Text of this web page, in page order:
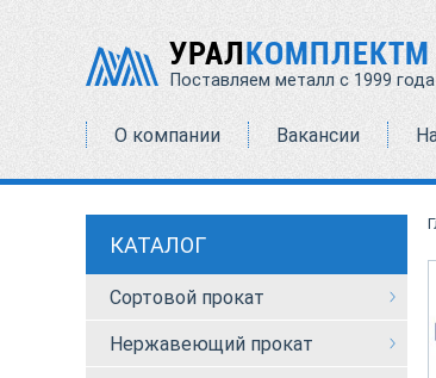
УРАЛКОМПЛЕКТМ
Поставляем металл с 1999 года
О компании Вакансии
КАТАЛОГ
Сортовой прокат
Нержавеющий прокат